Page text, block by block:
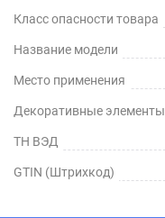
Класс опасности товара
Название модели
Место применения
Декоративные элементы
ТН ВЭД
GTIN (Штрихкод)